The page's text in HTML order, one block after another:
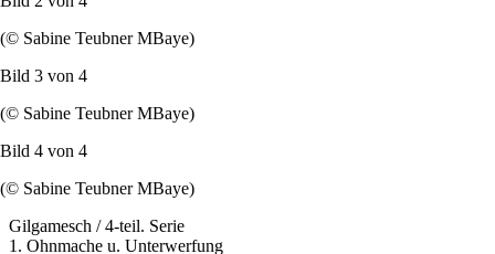
(© Sabine Teubner MBaye)
Bild 3 von 4
(© Sabine Teubner MBaye)
Bild 4 von 4
(© Sabine Teubner MBaye)
Gilgamesch / 4-teil. Serie
1. Ohnmache u. Unterwerfung